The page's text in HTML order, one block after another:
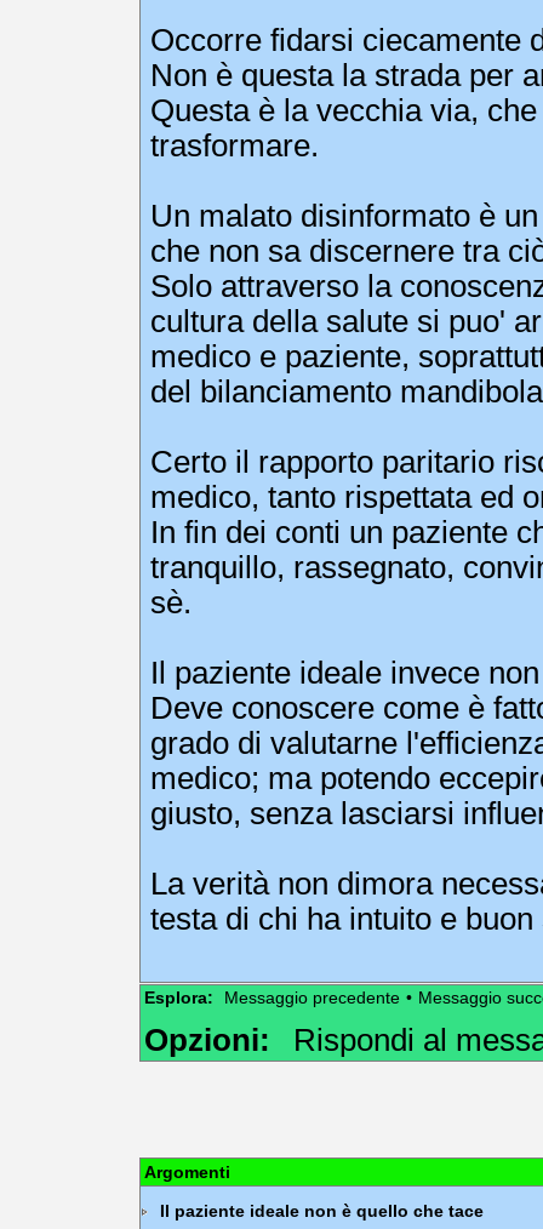
Occorre fidarsi ciecamente
Non è questa la strada per
Questa è la vecchia via,
trasformare.
Un malato disinformato è
che non sa discernere tra
Solo attraverso la
cultura della salute si puo'
medico e paziente,
del bilanciamento
Certo il rapporto paritario
medico, tanto rispettata ed
In fin dei conti un paziente
tranquillo, rassegnato,
sè.
Il paziente ideale invece
Deve conoscere come è
grado di valutarne
medico; ma potendo
giusto, senza lasciarsi
La verità non dimora
testa di chi ha intuito e buon
Esplora: Messaggio precedente • Messaggio
Opzioni: Rispondi al
Argomenti
Il paziente ideale non è quello che tace